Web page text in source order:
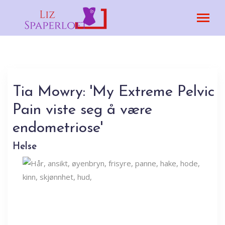
Tia Mowry: 'My Extreme Pelvic
Pain viste seg å være
endometriose'
Helse